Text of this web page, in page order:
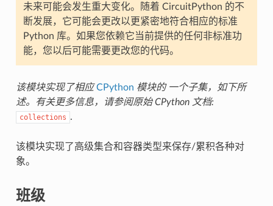
未来可能会发生重大变化。随着 CircuitPython 的不
断发展，它可能会更改以更紧密地符合相应的标准
Python 库。如果您依赖它当前提供的任何非标准功
能，您以后可能需要更改您的代码。
该模块实现了相应 CPython 模块的 一个子集，如下所
述。有关更多信息，请参阅原始 CPython 文档:
collections .
该模块实现了高级集合和容器类型来保存/累积各种对
象。
班级